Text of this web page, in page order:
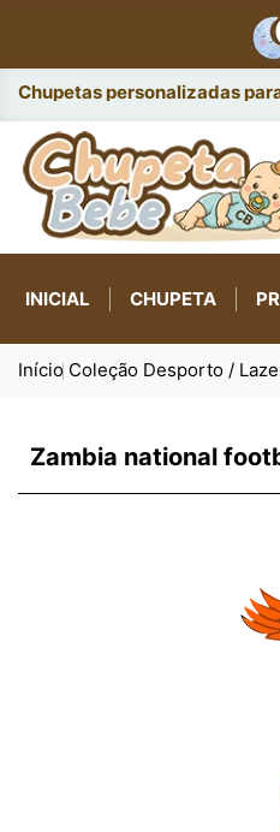
Chupetas personalizadas
INICIAL CHUPETA
Início Coleção Desporto /
Zambia national